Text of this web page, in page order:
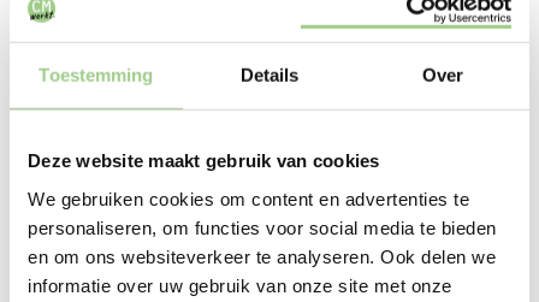
Toestemming Details Over
Deze website maakt gebruik van cookies
We gebruiken cookies om content en advertenties te
personaliseren, om functies voor social media te bieden
en om ons websiteverkeer te analyseren. Ook delen we
informatie over uw gebruik van onze site met onze
Samenwerking vindt hij één van de sterkste punten
van het team. “We vullen elkaar aan en schakelen
snel. In de zomer hadden Dennis en ik binnen een
week vijf mensen geplaatst bij Spirotech. Dat laat
zien hoe goed we samenwerken.”
Waarom hij voor CM werkt koos?